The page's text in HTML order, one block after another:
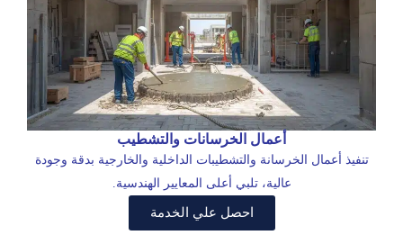
أعمال الخرسانات والتشطيب
تنفيذ أعمال الخرسانة والتشطيبات الداخلية والخارجية بدقة وجودة
عالية، تلبي أعلى المعايير الهندسية.
احصل علي الخدمة